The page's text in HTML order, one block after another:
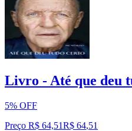
Livro - Até que deu
5% OFF
Preço R$ 64,51R$ 64,51